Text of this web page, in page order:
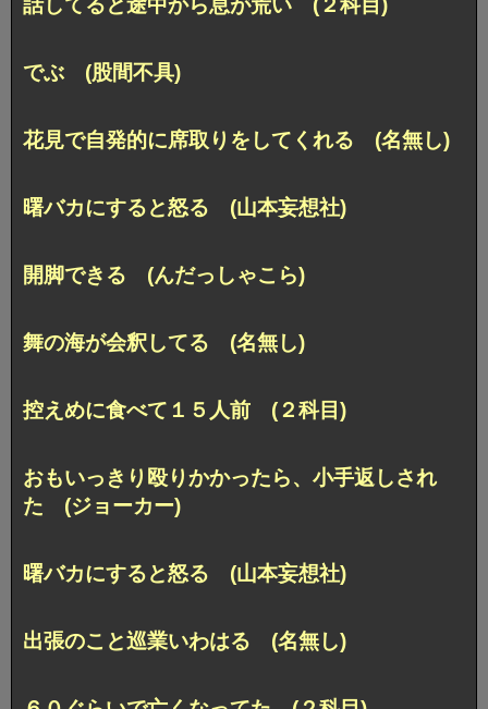
話してると途中から息が荒い (２科目)
でぶ (股間不具)
花見で自発的に席取りをしてくれる (名無し)
曙バカにすると怒る (山本妄想社)
開脚できる (んだっしゃこら)
舞の海が会釈してる (名無し)
控えめに食べて１５人前 (２科目)
おもいっきり殴りかかったら、小手返しされ
た (ジョーカー)
曙バカにすると怒る (山本妄想社)
出張のこと巡業いわはる (名無し)